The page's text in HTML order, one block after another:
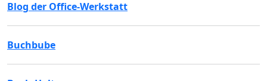
Blog der Office-Werkstatt
Buchbube